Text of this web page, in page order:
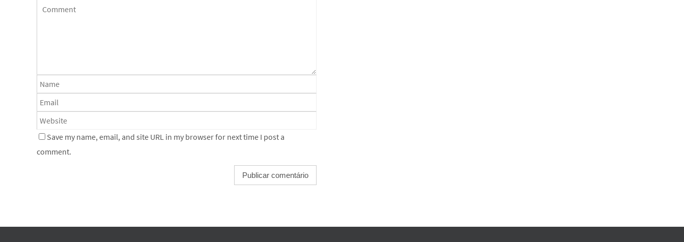
Save my name, email, and site URL in my browser for next time I post a
comment.